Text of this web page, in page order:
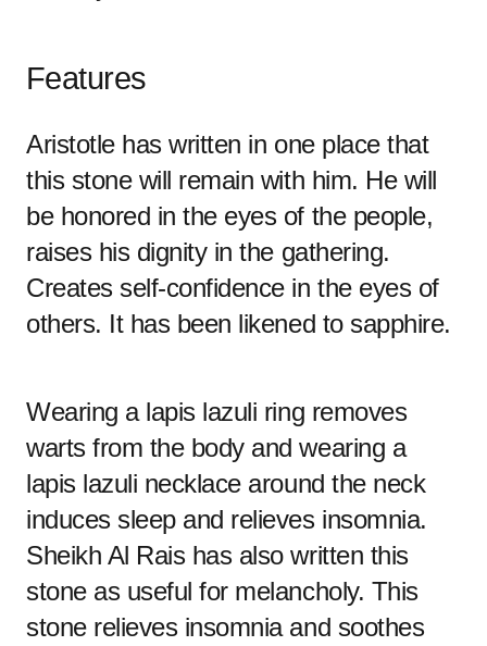
Features
Aristotle has written in one place that
this stone will remain with him. He will
be honored in the eyes of the people,
raises his dignity in the gathering.
Creates self-confidence in the eyes of
others. It has been likened to sapphire.
Wearing a lapis lazuli ring removes
warts from the body and wearing a
lapis lazuli necklace around the neck
induces sleep and relieves insomnia.
Sheikh Al Rais has also written this
stone as useful for melancholy. This
stone relieves insomnia and soothes